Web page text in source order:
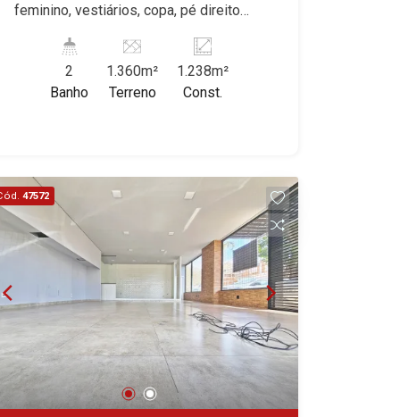
feminino, vestiários, copa, pé direito
basculante, excelente localização,
próximo ao Aeroporto Leite Lopes.
Martinelli Imobiliária, referência no
Vista | Ribeirão Preto.
2
Banho
1.360m²
Terreno
1.238m²
Const.
47572